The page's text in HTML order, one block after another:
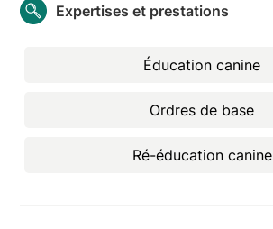
Expertises et prestations
Éducation canine
Ordres de base
Ré-éducation canine